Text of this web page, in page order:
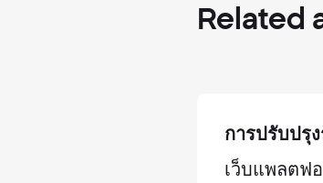
Related
การปรับปรุ
เว็บแพลตฟ